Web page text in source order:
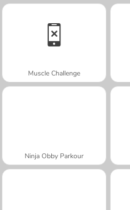
Muscle Challenge
Ninja Obby Parkour